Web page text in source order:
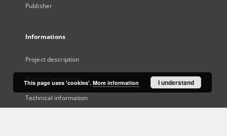
Publisher
Informations
Project description
Project Participants
Technical information
This page uses 'cookies'. More information I understand